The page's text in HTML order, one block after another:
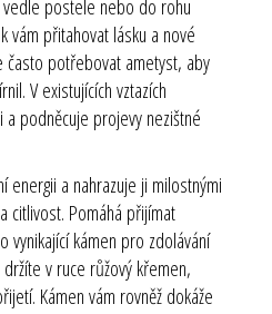
postele nebo do rohu
vám přitahovat lásku a nové
často potřebovat ametyst, aby
V existujících vztazích
podněcuje projevy nezištné
energii a nahrazuje ji milostnými
citlivost. Pomáhá přijímat
vynikající kámen pro zdolávání
v ruce růžový křemen,
Kámen vám rovněž dokáže